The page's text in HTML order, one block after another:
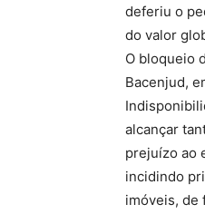
deferiu o
do valor
O bloqueio
Bacenjud,
alcançar
prejuízo ao
incidindo
imóveis, de